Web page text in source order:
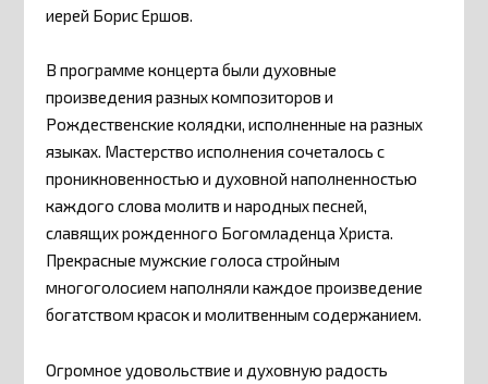
иерей Борис Ершов.
В программе концерта были духовные
произведения разных композиторов и
Рождественские колядки, исполненные на разных
языках. Мастерство исполнения сочеталось с
проникновенностью и духовной наполненностью
каждого слова молитв и народных песней,
славящих рожденного Богомладенца Христа.
Прекрасные мужские голоса стройным
многоголосием наполняли каждое произведение
богатством красок и молитвенным содержанием.
Огромное удовольствие и духовную радость